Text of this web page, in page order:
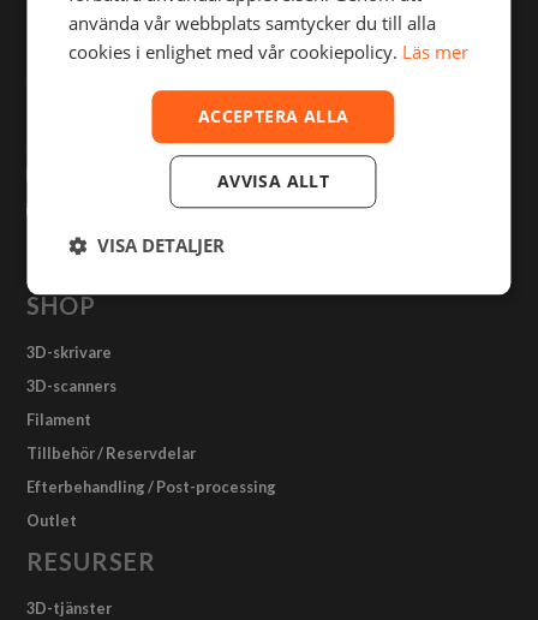
olika
alternativen
info@3dverkstan.se
SHOP
3D-skrivare
3D-scanners
Filament
Tillbehör / Reservdelar
Efterbehandling / Post-processing
Outlet
RESURSER
3D-tjänster
använda vår webbplats samtycker du till alla
cookies i enlighet med vår cookiepolicy. Läs mer
ACCEPTERA ALLA
AVVISA ALLT
VISA DETALJER